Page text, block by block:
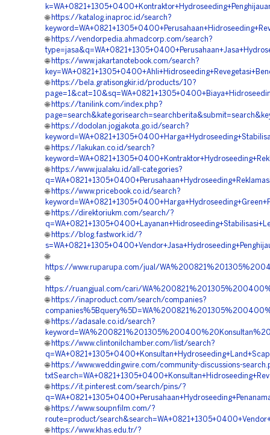
🌐 https://katalog.inaproc.id/search?
🌐 https://vendorpedia.ahmadcorp.com/search?
🌐 https://www.jakartanotebook.com/search?
🌐 https://bela.gratisongkir.id/products/10?
🌐 https://tanilink.com/index.php?
🌐 https://dodolan.jogjakota.go.id/search?
🌐 https://lakukan.co.id/search?
🌐 https://www.jualaku.id/all-categories?
🌐 https://www.pricebook.co.id/search?
🌐 https://direktoriukm.com/search/?
🌐 https://blog.fastwork.id/?
🌐
https://www.ruparupa.com/jual/
🌐
https://ruangjual.com/cari/
🌐 https://inaproduct.com/search/companies?
🌐 https://adasale.co.id/search?
🌐 https://www.clintonilchamber.com/list/search?
🌐 https://www.weddingwire.com/community-discussions-
🌐 https://it.pinterest.com/search/pins/?
🌐 https://www.soupnfilm.com/?
route=product/
🌐 https://www.khas.edu.tr/?